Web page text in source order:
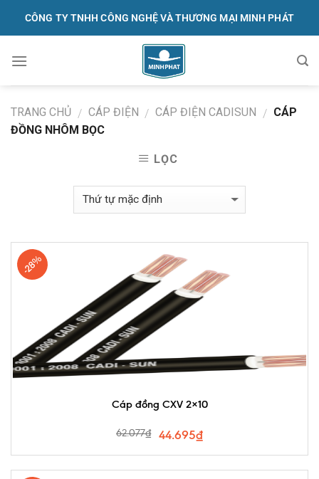
CÔNG TY TNHH CÔNG NGHỆ VÀ THƯƠNG MẠI MINH PHÁT
TRANG CHỦ / CÁP ĐIỆN / CÁP ĐIỆN CADISUN / CÁP
ĐỒNG NHÔM BỌC
LỌC
-28%
Cáp đồng CXV 2×10
62.077₫ 44.695₫
091.570.1368